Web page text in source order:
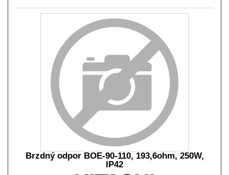
Brzdný odpor BOE-90-110, 193,6ohm, 250W,
IP42